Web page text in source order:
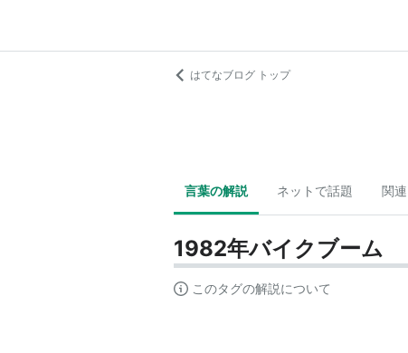
はてなブログ トップ
言葉の解説 ネットで話題 関
1982年バイクブーム
このタグの解説について